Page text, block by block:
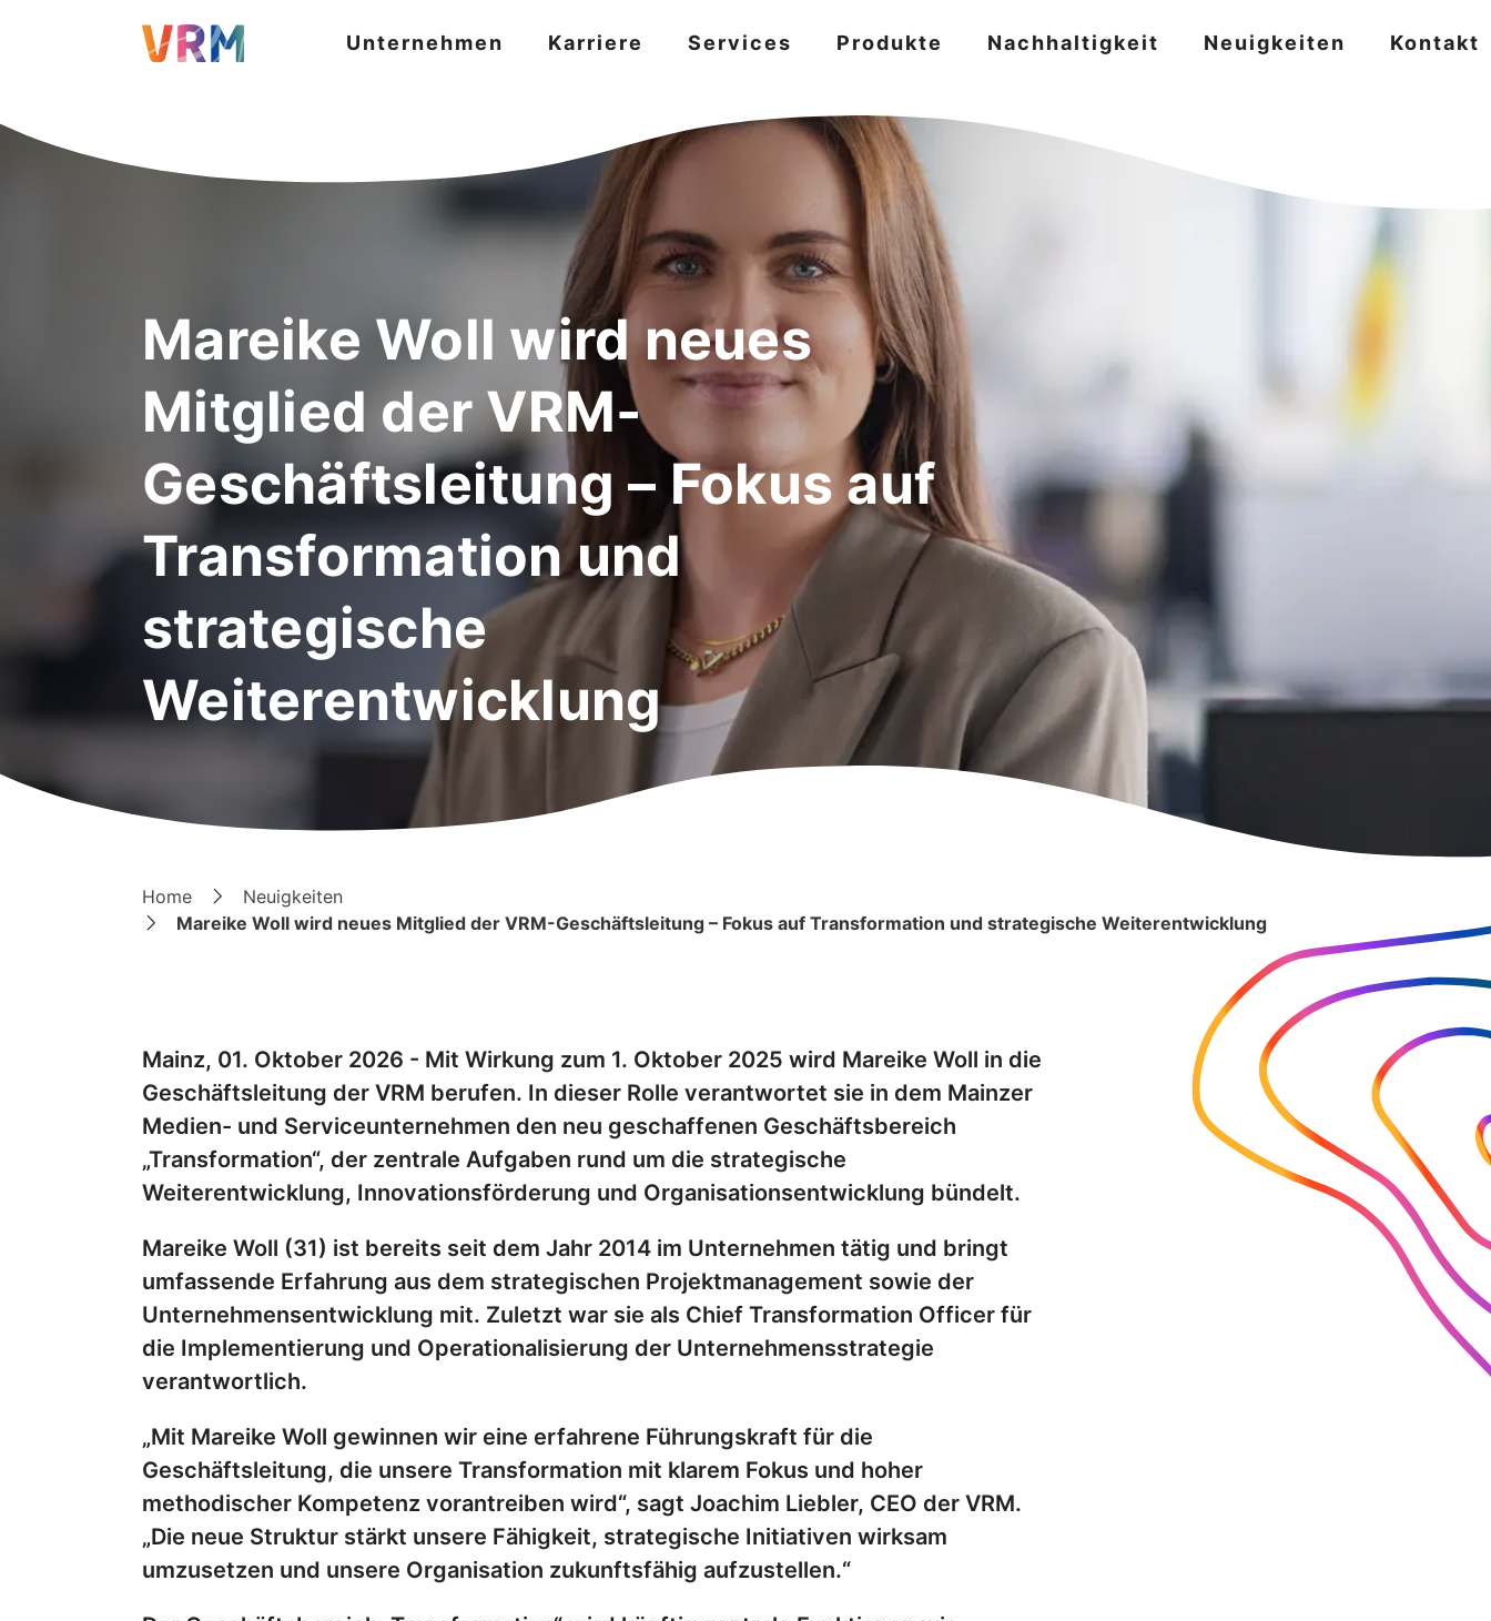
Unternehmen Karriere Services Produkte Nachhaltigkeit Neuigkeiten Kontakt
Mareike Woll wird neues
Mitglied der VRM-
Geschäftsleitung – Fokus auf
Transformation und
strategische
Weiterentwicklung
Home
Neuigkeiten
Mareike Woll wird neues Mitglied der VRM-Geschäftsleitung – Fokus auf Transformation und strategische Weiterentwicklung
Mainz, 01. Oktober 2026 - Mit Wirkung zum 1. Oktober 2025 wird Mareike Woll in die
Geschäftsleitung der VRM berufen. In dieser Rolle verantwortet sie in dem Mainzer
Medien- und Serviceunternehmen den neu geschaffenen Geschäftsbereich
„Transformation“, der zentrale Aufgaben rund um die strategische
Weiterentwicklung, Innovationsförderung und Organisationsentwicklung bündelt.
Mareike Woll (31) ist bereits seit dem Jahr 2014 im Unternehmen tätig und bringt
umfassende Erfahrung aus dem strategischen Projektmanagement sowie der
Unternehmensentwicklung mit. Zuletzt war sie als Chief Transformation Officer für
die Implementierung und Operationalisierung der Unternehmensstrategie
verantwortlich.
„Mit Mareike Woll gewinnen wir eine erfahrene Führungskraft für die
Geschäftsleitung, die unsere Transformation mit klarem Fokus und hoher
methodischer Kompetenz vorantreiben wird“, sagt Joachim Liebler, CEO der VRM.
„Die neue Struktur stärkt unsere Fähigkeit, strategische Initiativen wirksam
umzusetzen und unsere Organisation zukunftsfähig aufzustellen.“